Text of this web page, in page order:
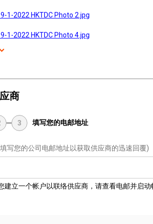
1-2022 HKTDC Photo 2.jpg
1-2022 HKTDC Photo 4.jpg
商
3 填写您的电邮地址
写您的公司电邮地址以获取供应商的迅速回覆)
建立一个帐户以联络供应商，请查看电邮并启动